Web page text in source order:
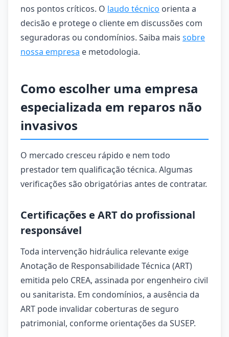
nos pontos críticos. O laudo técnico orienta a
decisão e protege o cliente em discussões com
seguradoras ou condomínios. Saiba mais sobre
nossa empresa e metodologia.
Como escolher uma empresa
especializada em reparos não
invasivos
O mercado cresceu rápido e nem todo
prestador tem qualificação técnica. Algumas
verificações são obrigatórias antes de contratar.
Certificações e ART do profissional
responsável
Toda intervenção hidráulica relevante exige
Anotação de Responsabilidade Técnica (ART)
emitida pelo CREA, assinada por engenheiro civil
ou sanitarista. Em condomínios, a ausência da
ART pode invalidar coberturas de seguro
patrimonial, conforme orientações da SUSEP.